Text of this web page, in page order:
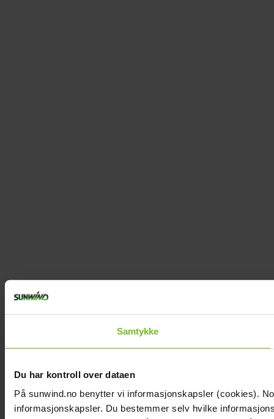
Samtykke
Du har kontroll over dataen
På sunwind.no benytter vi informasjonskapsler (cookies).
informasjonskapsler. Du bestemmer selv hvilke